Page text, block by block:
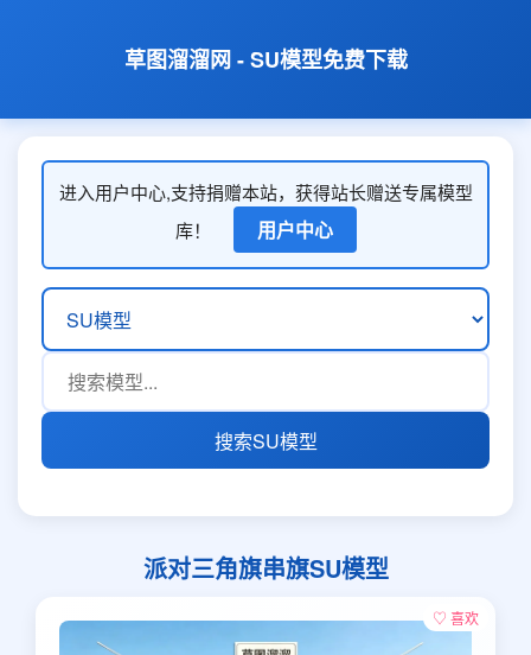
草图溜溜网 - SU模型免费下载
进入用户中心,支持捐赠本站，获得站长赠送专属模型
库！
用户中心
搜索SU模型
派对三角旗串旗SU模型
♡ 喜欢